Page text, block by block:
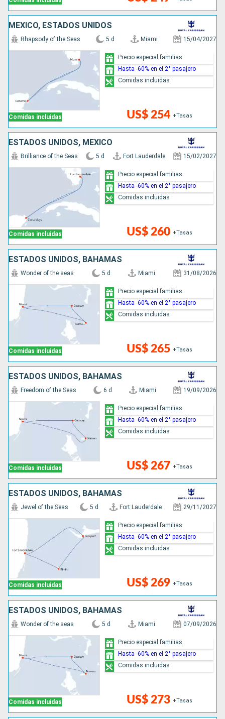
MÉXICO, ESTADOS UNIDOS
Comidas incluidas
Rhapsody of the Seas 5 d Miami 15/04/2027
US$ 254 +Tasas
Precio especial familias
Hasta -60% en el 2° pasajero
Comidas incluidas
ESTADOS UNIDOS, MÉXICO
Comidas incluidas
Brilliance of the Seas 5 d Fort Lauderdale 15/02/2027
US$ 260 +Tasas
Precio especial familias
Hasta -60% en el 2° pasajero
Comidas incluidas
ESTADOS UNIDOS, BAHAMAS
Comidas incluidas
Wonder of the seas 5 d Miami 31/08/2026
US$ 265 +Tasas
Precio especial familias
Hasta -60% en el 2° pasajero
Comidas incluidas
ESTADOS UNIDOS, BAHAMAS
Comidas incluidas
Freedom of the Seas 6 d Miami 19/09/2026
US$ 267 +Tasas
Precio especial familias
Hasta -60% en el 2° pasajero
Comidas incluidas
ESTADOS UNIDOS, BAHAMAS
Comidas incluidas
Jewel of the Seas 5 d Fort Lauderdale 29/11/2027
US$ 269 +Tasas
Precio especial familias
Hasta -60% en el 2° pasajero
Comidas incluidas
ESTADOS UNIDOS, BAHAMAS
Comidas incluidas
Wonder of the seas 5 d Miami 07/09/2026
US$ 273 +Tasas
Precio especial familias
Hasta -60% en el 2° pasajero
Comidas incluidas